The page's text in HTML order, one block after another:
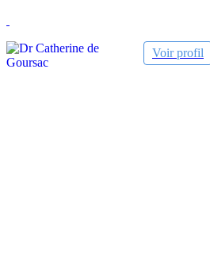
Voir profil